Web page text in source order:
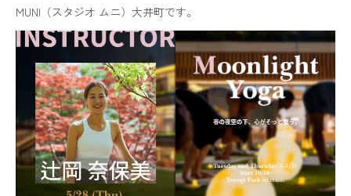
MUNI（スタジオ ムニ）大井町です。